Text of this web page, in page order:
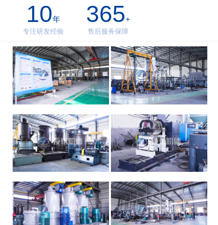
10年
专注研发经验
365+
售后服务保障